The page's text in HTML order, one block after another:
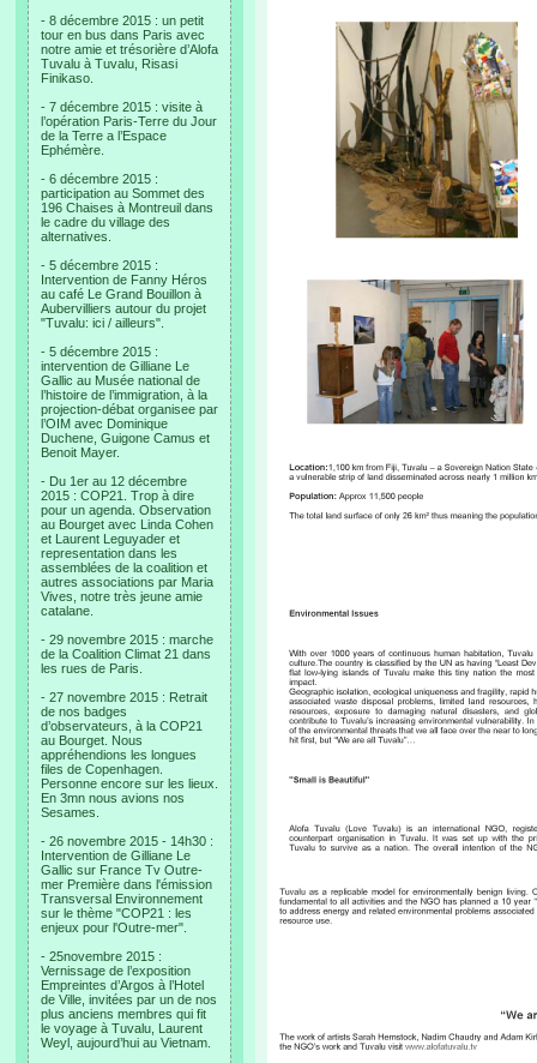
- 8 décembre 2015 : un petit
tour en bus dans Paris avec
notre amie et trésorière d’Alofa
Tuvalu à Tuvalu, Risasi
Finikaso.
- 7 décembre 2015 : visite à
l’opération Paris-Terre du Jour
de la Terre a l’Espace
Ephémère.
- 6 décembre 2015 :
participation au Sommet des
196 Chaises à Montreuil dans
le cadre du village des
alternatives.
- 5 décembre 2015 :
Intervention de Fanny Héros
au café Le Grand Bouillon à
Aubervilliers autour du projet
"Tuvalu: ici / ailleurs".
- 5 décembre 2015 :
intervention de Gilliane Le
Gallic au Musée national de
l’histoire de l’immigration, à la
projection-débat organisee par
l’OIM avec Dominique
Duchene, Guigone Camus et
Benoit Mayer.
- Du 1er au 12 décembre
2015 : COP21. Trop à dire
pour un agenda. Observation
au Bourget avec Linda Cohen
et Laurent Leguyader et
representation dans les
assemblées de la coalition et
autres associations par Maria
Vives, notre très jeune amie
catalane.
- 29 novembre 2015 : marche
de la Coalition Climat 21 dans
les rues de Paris.
- 27 novembre 2015 : Retrait
de nos badges
d’observateurs, à la COP21
au Bourget. Nous
appréhendions les longues
files de Copenhagen.
Personne encore sur les lieux.
En 3mn nous avions nos
Sesames.
- 26 novembre 2015 - 14h30 :
Intervention de Gilliane Le
Gallic sur France Tv Outre-
mer Première dans l'émission
Transversal Environnement
sur le thème "COP21 : les
enjeux pour l'Outre-mer".
- 25novembre 2015 :
Vernissage de l’exposition
Empreintes d’Argos à l’Hotel
de Ville, invitées par un de nos
plus anciens membres qui fit
le voyage à Tuvalu, Laurent
Weyl, aujourd’hui au Vietnam.